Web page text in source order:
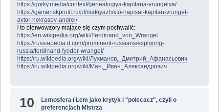
https://gorky.media/context/genealogiya-kapitana-vrungelya/
https://gameriskprofit.ru/pl/makiyazh/kto-napisal-kapitan-vrungel-
avtor-nekrasov-andrei/
I to pierwowzory mające się czym pochwalić:
https://en.wikipedia.org/wiki/Ferdinand_von_Wrangel
https://russiapedia.rt.com/prominent-russians/exploring-
russia/ferdinand-fyodor-wrangel/
https://ru.wikipedia.org/wiki/Лухманов,_Дмитрий_Афанасьевич
https://ru.wikipedia.org/wiki/Ман,_Иван_Александрович
10 Lemosfera / Lem jako krytyk i "polecacz", czyli o
preferencjach Mistrza